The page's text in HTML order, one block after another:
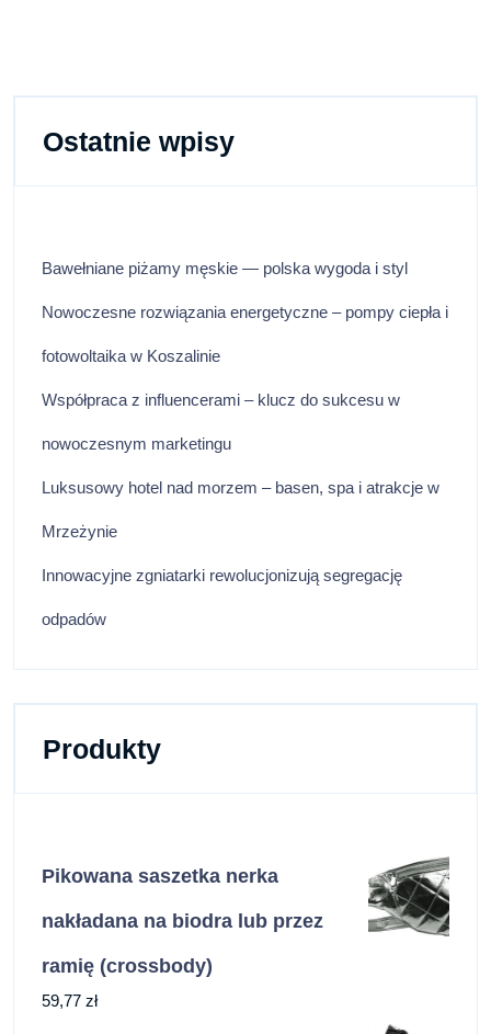
Ostatnie wpisy
Bawełniane piżamy męskie — polska wygoda i styl
Nowoczesne rozwiązania energetyczne – pompy ciepła i
fotowoltaika w Koszalinie
Współpraca z influencerami – klucz do sukcesu w
nowoczesnym marketingu
Luksusowy hotel nad morzem – basen, spa i atrakcje w
Mrzeżynie
Innowacyjne zgniatarki rewolucjonizują segregację
odpadów
Produkty
Pikowana saszetka nerka
nakładana na biodra lub przez
ramię (crossbody)
59,77 zł